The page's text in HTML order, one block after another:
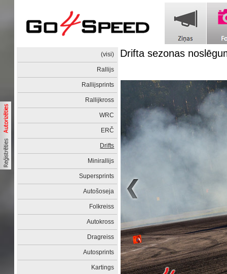
(visi)
Rallijs
Rallijsprints
Rallijkross
WRC
ERČ
Drifts
Minirallijs
Supersprints
Autošoseja
Folkreiss
Autokross
Dragreiss
Autosprints
Kartings
Drifta sezonas